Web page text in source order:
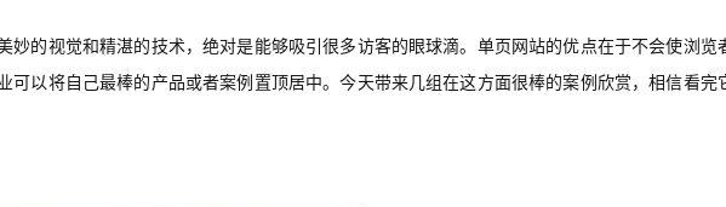
的视觉和精湛的技术，绝对是能够吸引很多访客的眼球滴。 单页网站的优点在于不会使浏览
可以将自己最棒的产品或者案例置顶居中。今天带来几组在这方面很棒的案例欣赏，相信看完